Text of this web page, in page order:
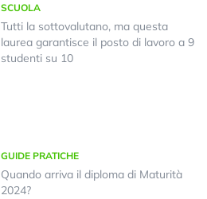
SCUOLA
Tutti la sottovalutano, ma questa
laurea garantisce il posto di lavoro a 9
studenti su 10
GUIDE PRATICHE
Quando arriva il diploma di Maturità
2024?